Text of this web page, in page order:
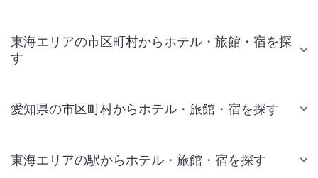
東海エリアの市区町村からホテル・旅館・宿を探
す
愛知県の市区町村からホテル・旅館・宿を探す
東海エリアの駅からホテル・旅館・宿を探す